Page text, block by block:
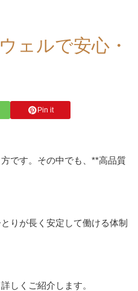
ェルで安心・
Pin it
です。その中でも、**高品質
りが長く安定して働ける体制
しくご紹介します。